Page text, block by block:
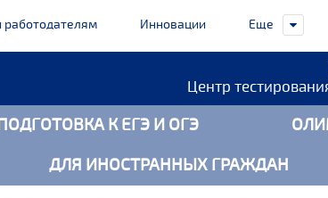
работодателям Инновации Еще
Центр
К ЕГЭ И ОГЭ
ДЛЯ ИНОСТРАННЫХ ГРАЖДАН